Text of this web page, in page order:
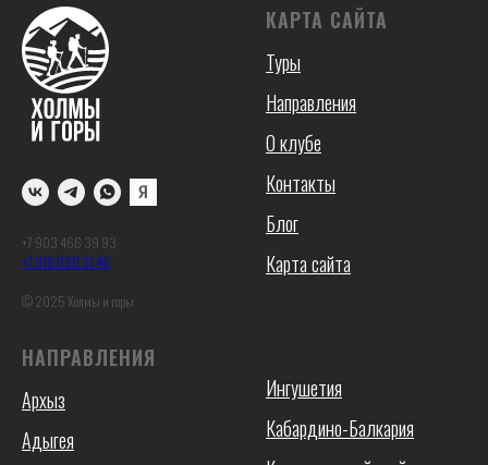
+7 903 466 39 93
+7 918 030 31 40
© 2025 Холмы и горы
КАРТА САЙТА
Туры
Направления
О клубе
Контакты
Блог
Карта сайта
НАПРАВЛЕНИЯ
Архыз
Адыгея
Ингушетия
Кабардино-Балкария